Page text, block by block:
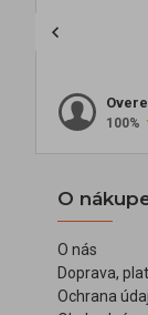
100%
O
O nás
Doprava,
Ochrana